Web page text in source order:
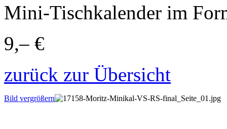
Mini-Tischkalender im
9,– €
zurück zur Übersicht
Bild vergrößern